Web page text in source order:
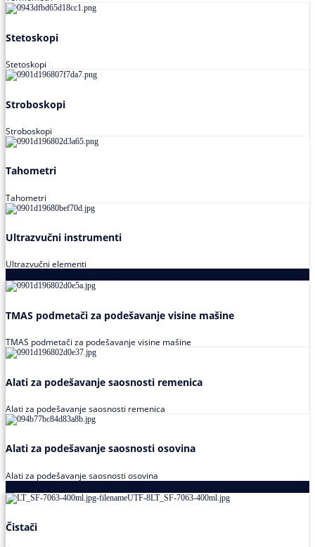
Stetoskopi
Stetoskopi
Stroboskopi
Stroboskopi
Tahometri
Tahometri
Ultrazvučni instrumenti
Ultrazvučni elementi
TMAS podmetači za podešavanje visine mašine
TMAS podmetači za podešavanje visine mašine
Alati za podešavanje saosnosti remenica
Alati za podešavanje saosnosti remenica
Alati za podešavanje saosnosti osovina
Alati za podešavanje saosnosti osovina
Čistači